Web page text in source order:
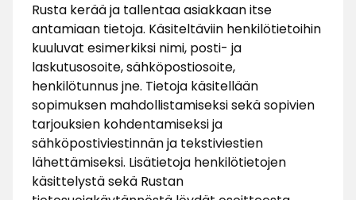
Rusta kerää ja tallentaa asiakkaan itse
antamiaan tietoja. Käsiteltäviin henkilötietoihin
kuuluvat esimerkiksi nimi, posti- ja
laskutusosoite, sähköpostiosoite,
henkilötunnus jne. Tietoja käsitellään
sopimuksen mahdollistamiseksi sekä sopivien
tarjouksien kohdentamiseksi ja
sähköpostiviestinnän ja tekstiviestien
lähettämiseksi. Lisätietoja henkilötietojen
käsittelystä sekä Rustan